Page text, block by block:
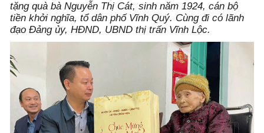
tặng quà bà Nguyễn Thị Cát, sinh năm 1924, cán bộ
tiền khởi nghĩa, tổ dân phố Vĩnh Quý. Cùng đi có lãnh
đạo Đảng ủy, HĐND, UBND thị trấn Vĩnh Lộc.